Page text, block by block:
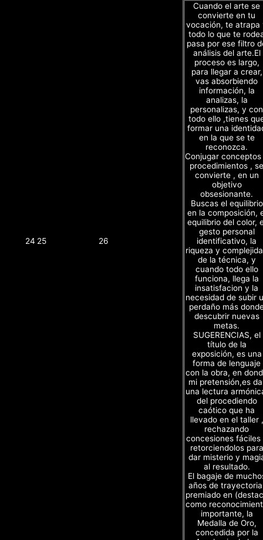
24 25 26
Cuando el arte se
convierte en tu
vocación, te atrapa
todo lo que te
pasa por ese filtro
análisis del arte.El
proceso es largo,
para llegar a crear,
vas absorbiendo
información, la
analizas, la
personalizas, y con
todo ello ,tienes
formar una
en la que se te
reconozca.
Conjugar
procedimientos , se
convierte , en un
objetivo
obsesionante.
Buscas el equilibrio
en la composición,
equilibrio del color,
gesto personal
identificativo, la
riqueza y
de la técnica, y
cuando todo ello
funciona, llega la
insatisfacion y la
necesidad de subir
perdaño más
descubrir nuevas
metas.
SUGERENCIAS, el
título de la
exposición, es una
forma de lenguaje
con la obra, en
mi pretensión,es
una lectura
del procediendo
caótico que ha
llevado en el taller ,
rechazando
concesiones fáciles
retorciendolos para
dar misterio y
al resultado.
El bagaje de
años de
premiado en
como
importante, la
Medalla de Oro,
concedida por la